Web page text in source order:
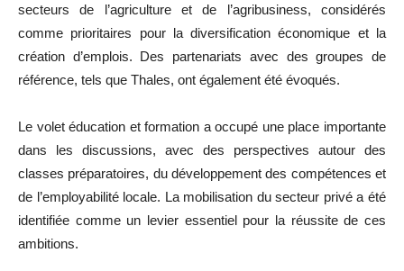
secteurs de l’agriculture et de l’agribusiness, considérés
comme prioritaires pour la diversification économique et la
création d’emplois. Des partenariats avec des groupes de
référence, tels que Thales, ont également été évoqués.
Le volet éducation et formation a occupé une place importante
dans les discussions, avec des perspectives autour des
classes préparatoires, du développement des compétences et
de l’employabilité locale. La mobilisation du secteur privé a été
identifiée comme un levier essentiel pour la réussite de ces
ambitions.